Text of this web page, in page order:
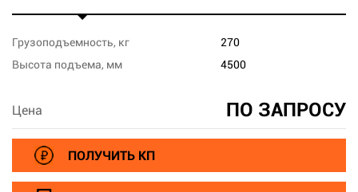
Грузоподъемность, кг
270
Высота подъема, мм
4500
Цена ПО ЗАПРОСУ
ПОЛУЧИТЬ КП